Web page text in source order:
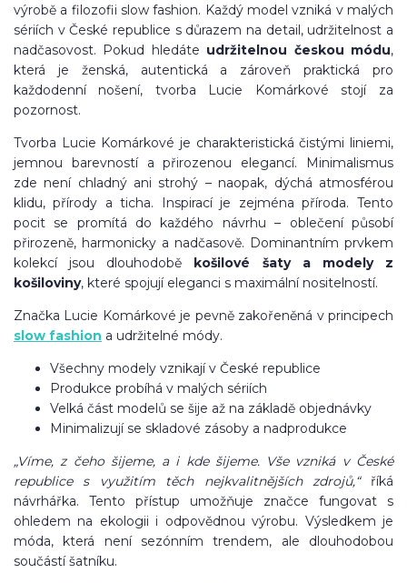
výrobě a filozofii slow fashion. Každý model vzniká v malých
sériích v České republice s důrazem na detail, udržitelnost a
nadčasovost. Pokud hledáte udržitelnou českou módu,
která je ženská, autentická a zároveň praktická pro
každodenní nošení, tvorba Lucie Komárkové stojí za
pozornost.
Tvorba Lucie Komárkové je charakteristická čistými liniemi,
jemnou barevností a přirozenou elegancí. Minimalismus
zde není chladný ani strohý – naopak, dýchá atmosférou
klidu, přírody a ticha. Inspirací je zejména příroda. Tento
pocit se promítá do každého návrhu – oblečení působí
přirozeně, harmonicky a nadčasově. Dominantním prvkem
kolekcí jsou dlouhodobě košilové šaty a modely z
košiloviny, které spojují eleganci s maximální nositelností.
Značka Lucie Komárkové je pevně zakořeněná v principech
slow fashion a udržitelné módy.
Všechny modely vznikají v České republice
Produkce probíhá v malých sériích
Velká část modelů se šije až na základě objednávky
Minimalizují se skladové zásoby a nadprodukce
„Víme, z čeho šijeme, a i kde šijeme. Vše vzniká v České
republice s využitím těch nejkvalitnějších zdrojů,“říká
návrhářka. Tento přístup umožňuje značce fungovat s
ohledem na ekologii i odpovědnou výrobu. Výsledkem je
móda, která není sezónním trendem, ale dlouhodobou
součástí šatníku.